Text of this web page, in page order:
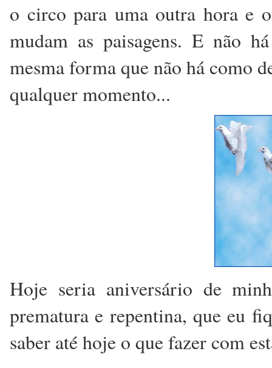
o circo para uma outra hora e
mudam as paisagens. E não
mesma forma que não há como
qualquer momento...
Hoje seria aniversário de
prematura e repentina, que eu
saber até hoje o que fazer com